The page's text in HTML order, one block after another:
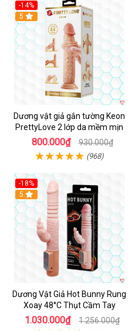
-14%
5
Dương vật giả gắn tường Keon
PrettyLove 2 lớp da mềm mịn
800.000₫ 930.000₫
(968)
-18%
Hot
5
Dương Vật Giả Hot Bunny Rung
Xoay 48°C Thụt Cầm Tay
1.030.000₫ 1.256.000₫